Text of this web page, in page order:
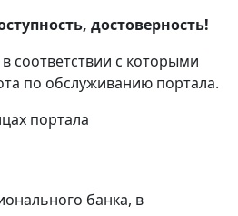
достоверность!
соответствии с которыми
по обслуживанию портала.
портала
банка, в